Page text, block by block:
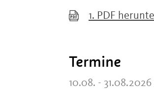
1. PDF
Termine
10.08. -